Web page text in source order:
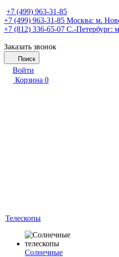
+7 (499) 963-31-85
+7 (499) 963-31-85 Москва: м.
+7 (812) 336-65-07 С.-Петербург:
Заказать звонок
Поиск
Войти
Корзина 0
Телескопы
Солнечные